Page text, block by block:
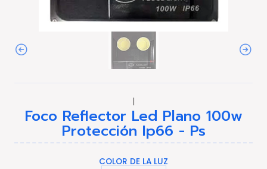
|
Foco Reflector Led Plano 100w
Protección Ip66 - Ps
COLOR DE LA LUZ